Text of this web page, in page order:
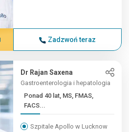
Zadzwoń teraz
Dr Rajan Saxena
Gastroenterologia i hepatologia
Ponad 40 lat, MS, FMAS,
FACS...
Szpitale Apollo w Lucknow